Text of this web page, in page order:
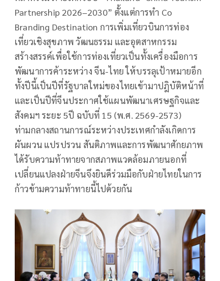
Partnership 2026–2030” ตั้งแต่การทำ Co
Branding Destination การเพิ่มเที่ยวบินการท่อง
เที่ยวเชิงสุขภาพ วัฒนธรรม และอุตสาหกรรม
สร้างสรรค์เพื่อใช้การท่องเที่ยวเป็นทั้งเครื่องมือการ
พัฒนาการค้าระหว่าง จีน-ไทย ให้บรรลุเป้าหมายอีก
ทั้งปีนี้เป็นปีที่รัฐบาลใหม่ของไทยเข้ามาปฎิบัติหน้าที่
และเป็นปีที่จีนประกาศใช้แผนพัฒนาเศรษฐกิจและ
สังคมฯ ระยะ 5ปี ฉบับที่ 15 (พ.ศ. 2569-2573)
ท่ามกลางสถานการณ์ระหว่างประเทศกำลังเกิดการ
ผันผวน แปรปรวน สันติภาพและการพัฒนาศักยภาพ
ได้รับความท้าทายจากสภาพแวดล้อมภายนอกที่
เปลี่ยนแปลงฝ่ายจีนจึงยินดีร่วมมือกับฝ่ายไทยในการ
ก้าวข้ามความท้าทายนี้ไปด้วยกัน